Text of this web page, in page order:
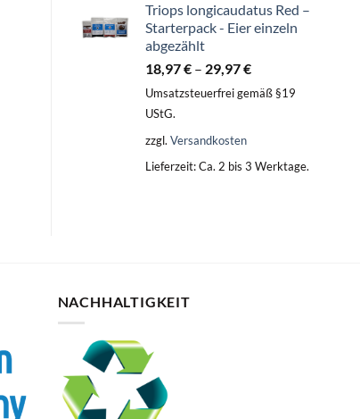
Triops longicaudatus Red –
Starterpack - Eier einzeln
abgezählt
18,97€ – 29,97€
Umsatzsteuerfrei gemäß §19
UStG.
zzgl. Versandkosten
Lieferzeit:Ca. 2 bis 3 Werktage.
NACHHALTIGKEIT